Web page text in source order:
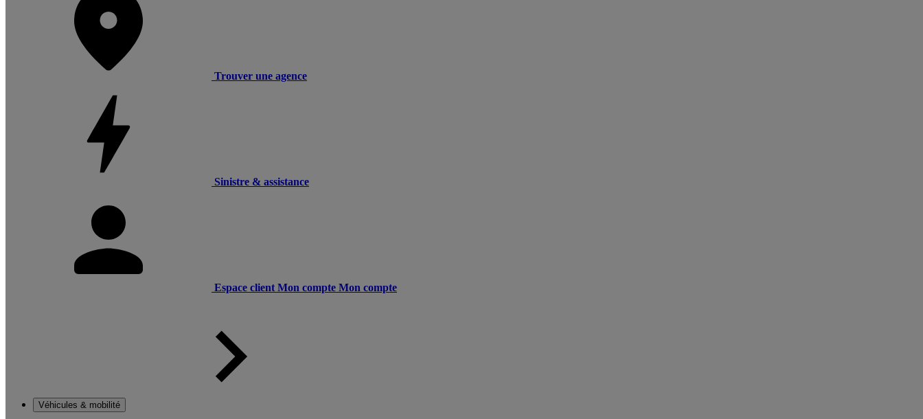
Trouver une agence
Sinistre & assistance
Espace client Mon compte Mon compte
Véhicules & mobilité